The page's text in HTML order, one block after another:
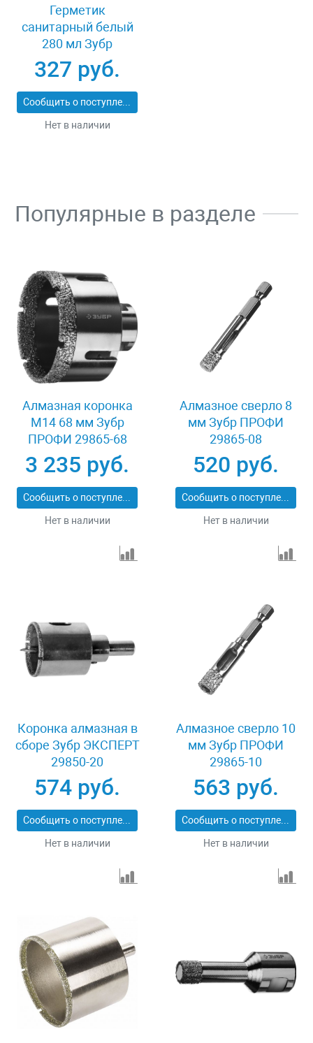
Герметик
санитарный белый
280 мл Зубр
ЭКСПЕРТ 41235-0
327 руб.
Сообщить о поступлении
Нет в наличии
Популярные в разделе
Алмазная коронка
М14 68 мм Зубр
ПРОФИ 29865-68
3 235 руб.
Сообщить о поступлении
Нет в наличии
Алмазное сверло 8
мм Зубр ПРОФИ
29865-08
520 руб.
Сообщить о поступлении
Нет в наличии
Коронка алмазная в
сборе Зубр ЭКСПЕРТ
29850-20
574 руб.
Сообщить о поступлении
Нет в наличии
Алмазное сверло 10
мм Зубр ПРОФИ
29865-10
563 руб.
Сообщить о поступлении
Нет в наличии